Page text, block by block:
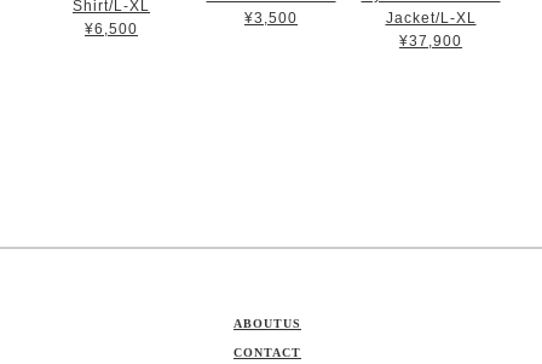
Shirt/L-XL
¥6,500
¥3,500
Jacket/L-XL
¥37,900
ABOUTUS
CONTACT